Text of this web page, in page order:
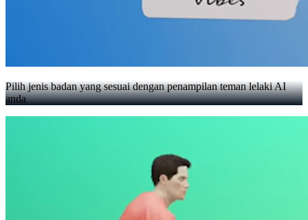
Pilih jenis badan yang sesuai dengan penampilan teman lelaki AI
anda